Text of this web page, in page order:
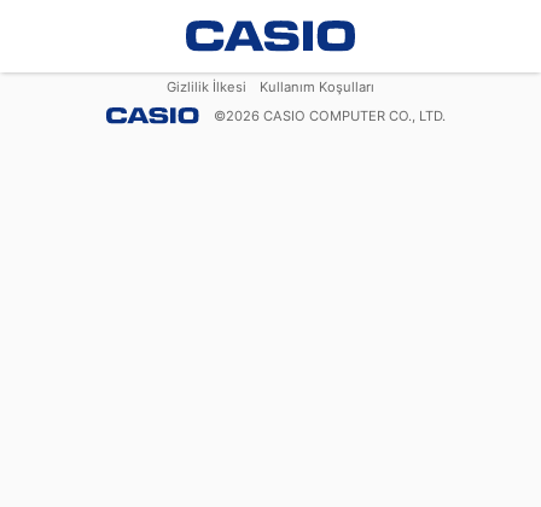
Gizlilik İlkesi
Kullanım Koşulları
©2026 CASIO COMPUTER CO., LTD.